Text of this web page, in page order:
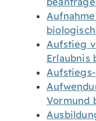
Aufstieg
Erlaubnis
Vormund